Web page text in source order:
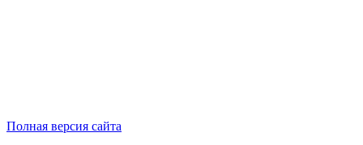
Полная версия сайта